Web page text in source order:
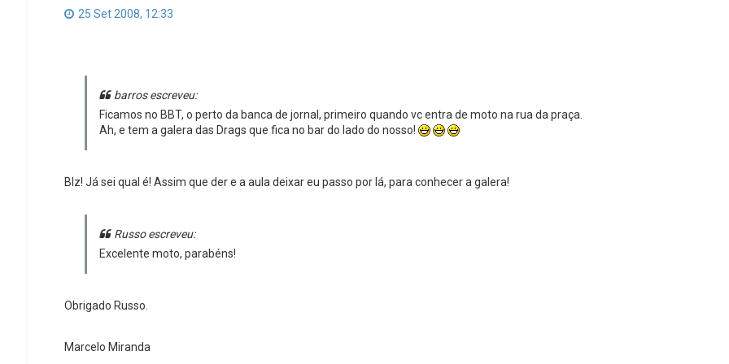
25 Set 2008, 12:33
barros escreveu:
Ficamos no BBT, o perto da banca de jornal, primeiro quando vc entra de moto na rua da praça.
Ah, e tem a galera das Drags que fica no bar do lado do nosso!
Blz! Já sei qual é! Assim que der e a aula deixar eu passo por lá, para conhecer a galera!
Russo escreveu:
Excelente moto, parabéns!
Obrigado Russo.
Marcelo Miranda